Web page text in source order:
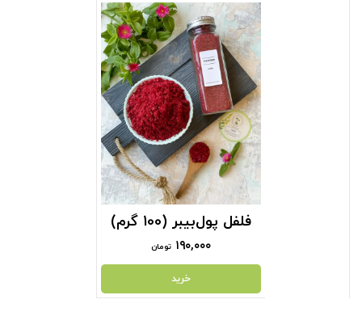
فلفل پول‌بیبر (100 گرم)
۱۹۰,۰۰۰ تومان
خرید